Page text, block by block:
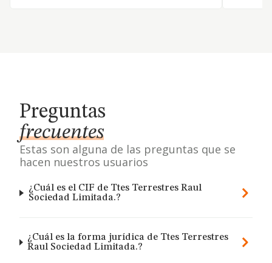
Preguntas
frecuentes
Estas son alguna de las preguntas que se
hacen nuestros usuarios
¿Cuál es el CIF de Ttes Terrestres Raul
Sociedad Limitada.?
¿Cuál es la forma jurídica de Ttes Terrestres
Raul Sociedad Limitada.?